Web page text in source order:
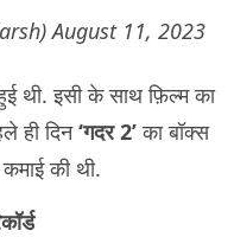
August 11, 2023
थी. इसी के साथ फ़िल्म का
ही दिन‘गदर 2’का बॉक्स
की थी.